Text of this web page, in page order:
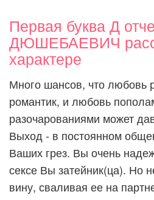
Первая буква Д
ДЮШЕБАЕВИЧ
характере
Много шансов, что любовь
романтик, и любовь
разочарованиями может
Выход - в постоянном
Ваших грез. Вы очень
сексе Вы затейник(ца). Но
вину, сваливая ее на